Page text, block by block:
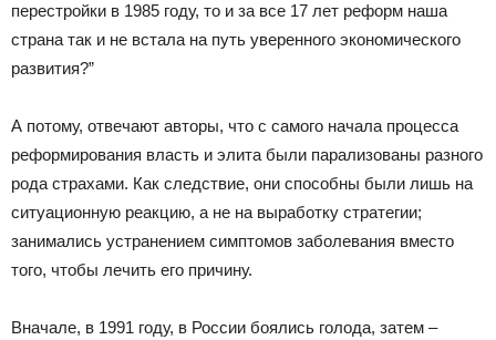
перестройки в 1985 году, то и за все 17 лет реформ наша
страна так и не встала на путь уверенного экономического
развития?”
А потому, отвечают авторы, что с самого начала процесса
реформирования власть и элита были парализованы разного
рода страхами. Как следствие, они способны были лишь на
ситуационную реакцию, а не на выработку стратегии;
занимались устранением симптомов заболевания вместо
того, чтобы лечить его причину.
Вначале, в 1991 году, в России боялись голода, затем –